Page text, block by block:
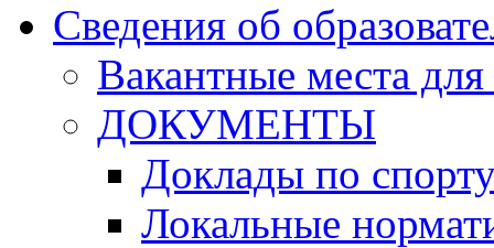
Сведения об
Вакантные места
ДОКУМЕНТЫ
Доклады по
Локальные